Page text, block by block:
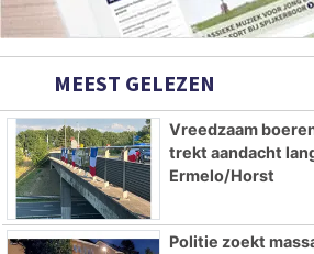
MEEST GELEZEN
Vreedzaam
trekt aandacht
Ermelo/Horst
Politie zoekt